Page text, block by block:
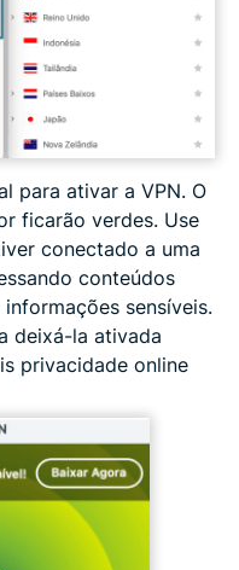
para ativar a VPN. O
ficarão verdes. Use
conectado a uma
conteúdos
sensíveis.
deixá-la ativada
privacidade online